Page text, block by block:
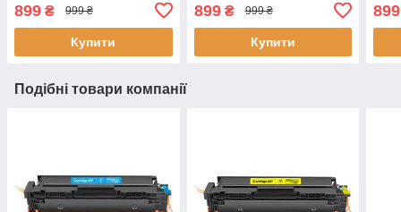
стор., Gravitone
899 ₴ 999 ₴
Купити
стор., Gravitone
899₴ 999 ₴
Купити
899
Подібні товари компанії